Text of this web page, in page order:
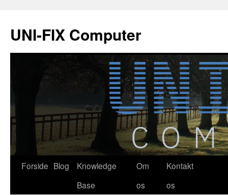
indhold
UNI-FIX Computer
Forside Blog
Knowledge
Base
Om
os
Kontakt
os